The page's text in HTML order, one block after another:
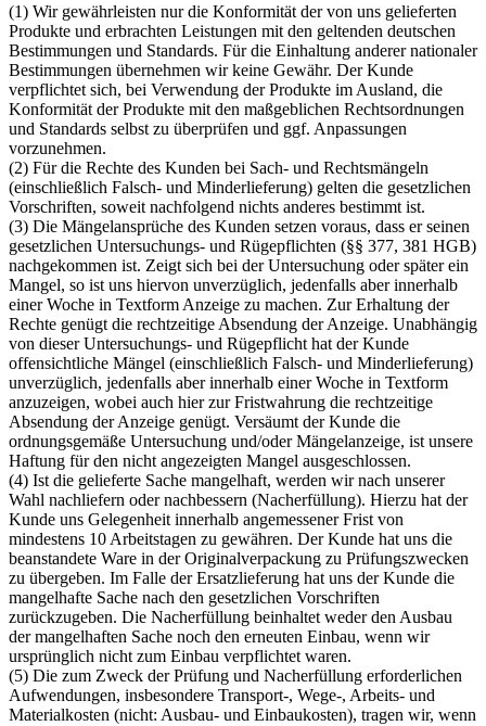
(1) Wir gewährleisten nur die Konformität der von uns gelieferten
Produkte und erbrachten Leistungen mit den geltenden deutschen
Bestimmungen und Standards. Für die Einhaltung anderer nationaler
Bestimmungen übernehmen wir keine Gewähr. Der Kunde
verpflichtet sich, bei Verwendung der Produkte im Ausland, die
Konformität der Produkte mit den maßgeblichen Rechtsordnungen
und Standards selbst zu überprüfen und ggf. Anpassungen
vorzunehmen.
(2) Für die Rechte des Kunden bei Sach- und Rechtsmängeln
(einschließlich Falsch- und Minderlieferung) gelten die gesetzlichen
Vorschriften, soweit nachfolgend nichts anderes bestimmt ist.
(3) Die Mängelansprüche des Kunden setzen voraus, dass er seinen
gesetzlichen Untersuchungs- und Rügepflichten (§§ 377, 381 HGB)
nachgekommen ist. Zeigt sich bei der Untersuchung oder später ein
Mangel, so ist uns hiervon unverzüglich, jedenfalls aber innerhalb
einer Woche in Textform Anzeige zu machen. Zur Erhaltung der
Rechte genügt die rechtzeitige Absendung der Anzeige. Unabhängig
von dieser Untersuchungs- und Rügepflicht hat der Kunde
offensichtliche Mängel (einschließlich Falsch- und Minderlieferung)
unverzüglich, jedenfalls aber innerhalb einer Woche in Textform
anzuzeigen, wobei auch hier zur Fristwahrung die rechtzeitige
Absendung der Anzeige genügt. Versäumt der Kunde die
ordnungsgemäße Untersuchung und/oder Mängelanzeige, ist unsere
Haftung für den nicht angezeigten Mangel ausgeschlossen.
(4) Ist die gelieferte Sache mangelhaft, werden wir nach unserer
Wahl nachliefern oder nachbessern (Nacherfüllung). Hierzu hat der
Kunde uns Gelegenheit innerhalb angemessener Frist von
mindestens 10 Arbeitstagen zu gewähren. Der Kunde hat uns die
beanstandete Ware in der Originalverpackung zu Prüfungszwecken
zu übergeben. Im Falle der Ersatzlieferung hat uns der Kunde die
mangelhafte Sache nach den gesetzlichen Vorschriften
zurückzugeben. Die Nacherfüllung beinhaltet weder den Ausbau
der mangelhaften Sache noch den erneuten Einbau, wenn wir
ursprünglich nicht zum Einbau verpflichtet waren.
(5) Die zum Zweck der Prüfung und Nacherfüllung erforderlichen
Aufwendungen, insbesondere Transport-, Wege-, Arbeits- und
Materialkosten (nicht: Ausbau- und Einbaukosten), tragen wir, wenn